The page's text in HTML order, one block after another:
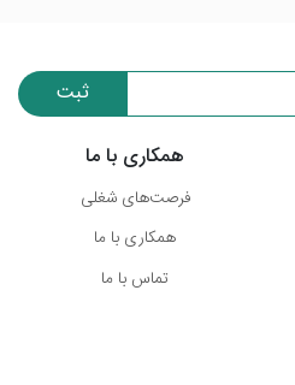
ثبت
همکاری با ما
فرصت‌های شغلی
همکاری با ما
تماس با ما